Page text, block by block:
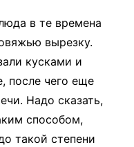
в те времена
вырезку.
кусками и
после чего еще
Надо сказать,
способом,
такой степени